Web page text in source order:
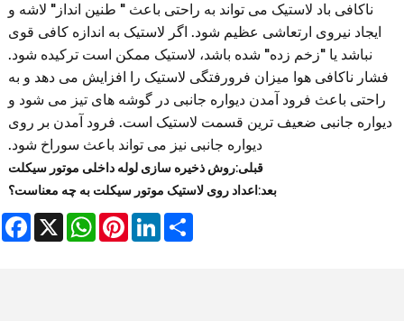
ناکافی باد لاستیک می تواند به راحتی باعث " طنین انداز" لاشه و
ایجاد نیروی ارتعاشی عظیم شود. اگر لاستیک به اندازه کافی قوی
نباشد یا "زخم زده" شده باشد، لاستیک ممکن است ترکیده شود.
فشار ناکافی هوا میزان فرورفتگی لاستیک را افزایش می دهد و به
راحتی باعث فرود آمدن دیواره جانبی در گوشه های تیز می شود و
دیواره جانبی ضعیف ترین قسمت لاستیک است. فرود آمدن بر روی
دیواره جانبی نیز می تواند باعث سوراخ شود.
قبلی:روش ذخیره سازی لوله داخلی موتور سیکلت
بعد: اعداد روی لاستیک موتور سیکلت به چه معناست؟
X
WhatsAppPinterestLinkedInShare